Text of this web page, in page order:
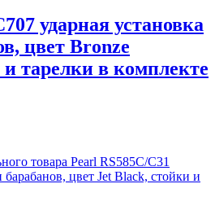
ударная установка
цвет Bronze
тарелки в комплекте